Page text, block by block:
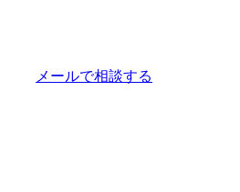
メールで相談する